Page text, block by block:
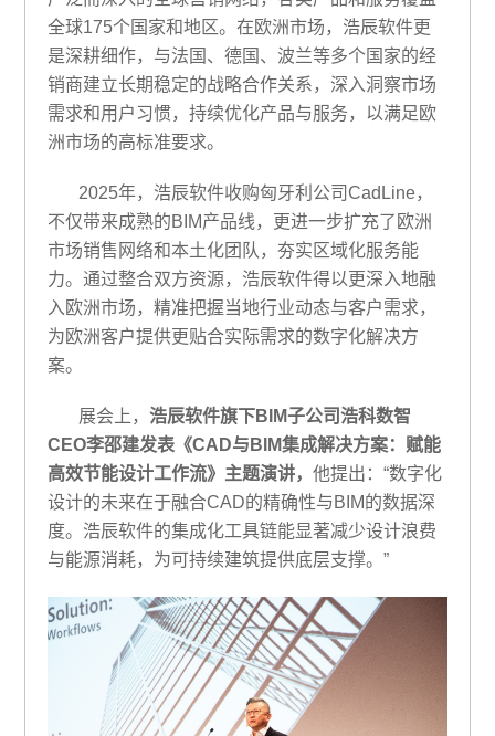
全球175个国家和地区。在欧洲市场，浩辰软件更
是深耕细作，与法国、德国、波兰等多个国家的经
销商建立长期稳定的战略合作关系，深入洞察市场
需求和用户习惯，持续优化产品与服务，以满足欧
洲市场的高标准要求。
2025年，浩辰软件收购匈牙利公司CadLine，
不仅带来成熟的BIM产品线，更进一步扩充了欧洲
市场销售网络和本土化团队，夯实区域化服务能
力。通过整合双方资源，浩辰软件得以更深入地融
入欧洲市场，精准把握当地行业动态与客户需求，
为欧洲客户提供更贴合实际需求的数字化解决方
案。
展会上，浩辰软件旗下BIM子公司浩科数智
CEO李邵建发表《CAD与BIM集成解决方案：赋能
高效节能设计工作流》主题演讲，他提出：“数字化
设计的未来在于融合CAD的精确性与BIM的数据深
度。浩辰软件的集成化工具链能显著减少设计浪费
与能源消耗，为可持续建筑提供底层支撑。”